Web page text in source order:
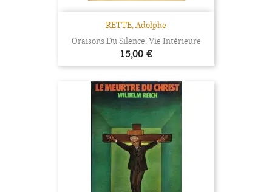
RETTE, Adolphe
Oraisons Du Silence. Vie Intérieure
Prix
15,00 €